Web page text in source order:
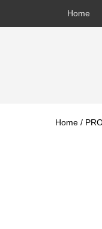
Home
Home /